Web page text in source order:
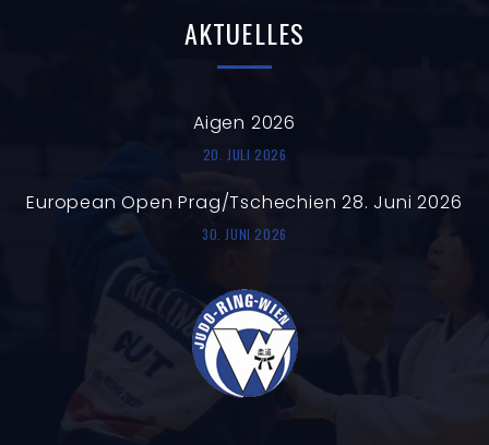
AKTUELLES
Aigen 2026
20. JULI 2026
European Open Prag/Tschechien 28. Juni 2026
30. JUNI 2026